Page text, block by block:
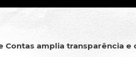
Contas amplia transparência